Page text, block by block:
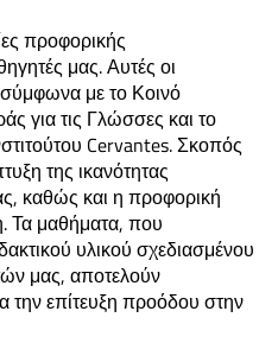
προφορικής
μας. Αυτές οι
σύμφωνα με το Κοινό
για τις Γλώσσες και το
Cervantes. Σκοπός
της ικανότητας
καθώς και η προφορική
Τα μαθήματα, που
υλικού σχεδιασμένου
μας, αποτελούν
επίτευξη προόδου στην